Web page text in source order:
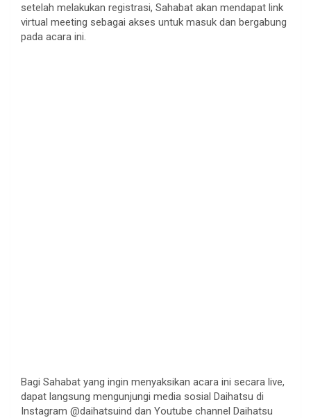
setelah melakukan registrasi, Sahabat akan mendapat link
virtual meeting sebagai akses untuk masuk dan bergabung
pada acara ini.
Bagi Sahabat yang ingin menyaksikan acara ini secara live,
dapat langsung mengunjungi media sosial Daihatsu di
Instagram @daihatsuind dan Youtube channel Daihatsu